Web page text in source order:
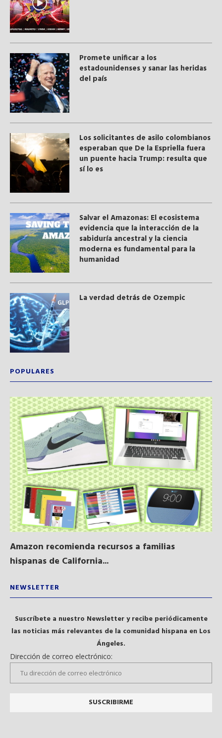
Promete unificar a los
estadounidenses y sanar las heridas
del país
Los solicitantes de asilo colombianos
esperaban que De la Espriella fuera
un puente hacia Trump: resulta que
sí lo es
Salvar el Amazonas: El ecosistema
evidencia que la interacción de la
sabiduría ancestral y ​la ciencia
moderna​ es fundamental para la
humanidad
La verdad detrás de Ozempic
POPULARES
Amazon recomienda recursos a familias
hispanas de California...
NEWSLETTER
Suscríbete a nuestro Newsletter y recibe periódicamente
las noticias más relevantes de la comunidad hispana en Los
Ángeles.
Dirección de correo electrónico: